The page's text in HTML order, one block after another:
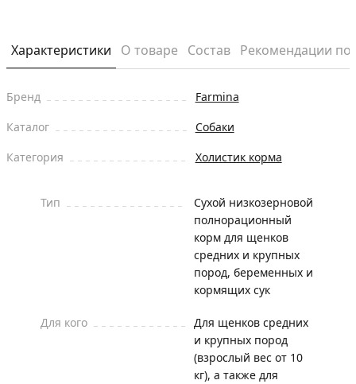
Характеристики О товаре Состав Рекомендации
Бренд
Farmina
Каталог
Собаки
Категория
Холистик корма
Тип
Сухой низкозерновой
полнорационный
корм для щенков
средних и крупных
пород, беременных и
кормящих сук
Для кого
Для щенков средних
и крупных пород
(взрослый вес от 10
кг), а также для